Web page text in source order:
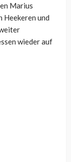
Marius
Heekeren und
wieder auf